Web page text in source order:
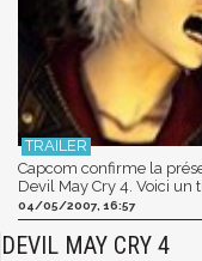
Capcom confirme la
Devil May Cry 4. Voici un
04/05/2007, 16:57
DEVIL MAY CRY 4